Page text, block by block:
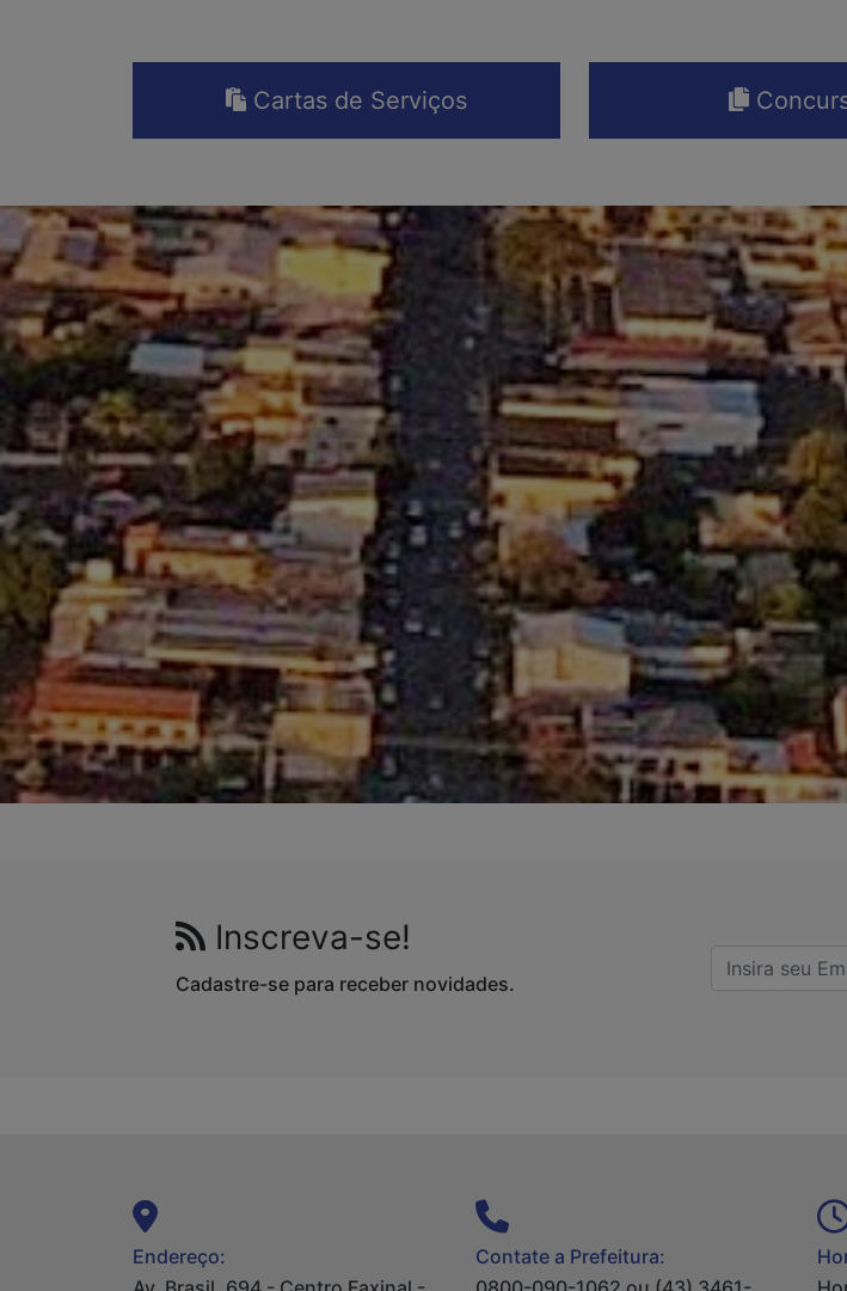
Cartas de Serviços
Inscreva-se!
Cadastre-se para receber novidades.
Endereço:
Contate a Prefeitura: